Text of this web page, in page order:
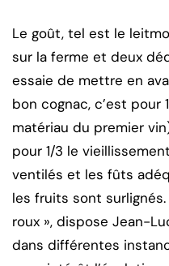
Le goût, tel est le
sur la ferme et deux
essaie de mettre en
bon cognac, c’est pour
matériau du premier
pour 1/3 le
ventilés et les fûts
les fruits sont
roux », dispose Jean-
dans différentes